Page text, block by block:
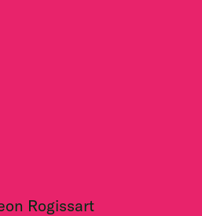
Rogissart